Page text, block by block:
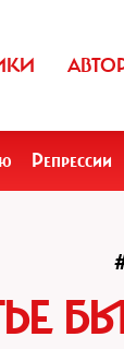
Репрессии